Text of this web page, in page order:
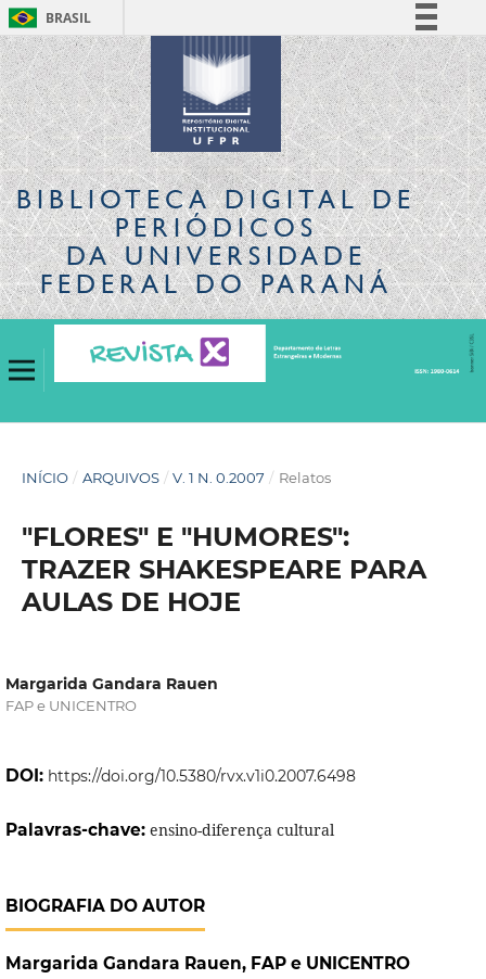
BRASIL
Simplifique!
Comunica BR
Participe
Acesso à informação
Legislação
Canais
BIBLIOTECA DIGITALDE
PERIÓDICOS
DA UNIVERSIDADE
FEDERAL DO PARANÁ
INÍCIO / ARQUIVOS / V. 1 N. 0.2007 / Relatos
"FLORES" E "HUMORES":
TRAZER SHAKESPEARE PARA
AULAS DE HOJE
Margarida Gandara Rauen
FAP e UNICENTRO
DOI: https://doi.org/10.5380/rvx.v1i0.2007.6498
Palavras-chave: ensino-diferença cultural
BIOGRAFIA DO AUTOR
Margarida Gandara Rauen, FAP e UNICENTRO